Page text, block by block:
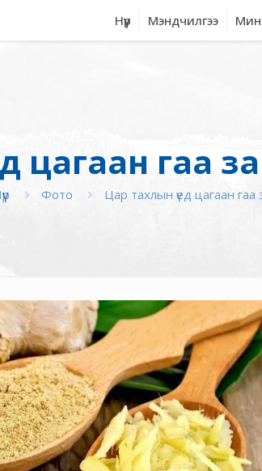
Нүүр Мэндчилгээ
цагаан гаа
Фото Цар тахлын үед цагаан